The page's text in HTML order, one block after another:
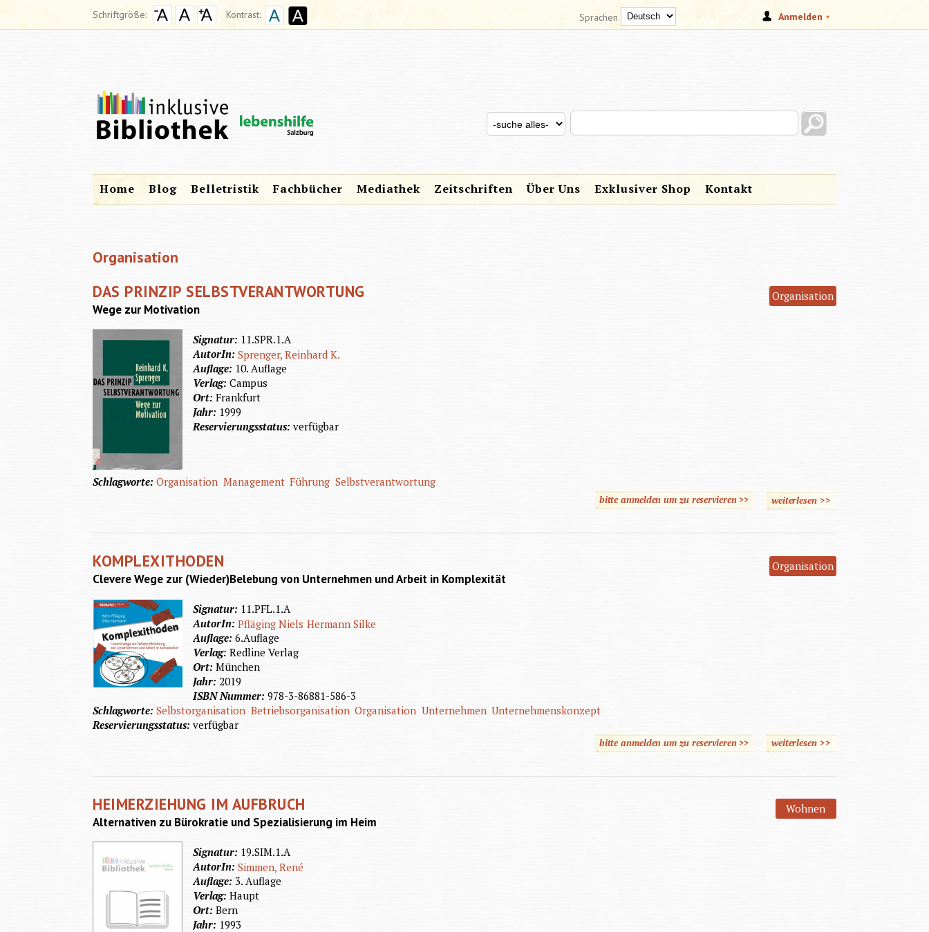
Schriftgröße: Kontrast: Anmelden
Sprachen
SUCHFORMULAR
Search this site
Search for
Home Blog Belletristik Fachbücher Mediathek Zeitschriften Über Uns Exklusiver Shop Kontakt
Organisation
DAS PRINZIP SELBSTVERANTWORTUNG Organisation
Wege zur Motivation
Signatur: 11.SPR.1.A
AutorIn:Sprenger, Reinhard K.
Auflage: 10. Auflage
Verlag:Campus
Ort:Frankfurt
Jahr: 1999
Reservierungsstatus:verfügbar
Schlagworte:Organisation Management Führung Selbstverantwortung
bitte anmelden um zu reservieren >> weiterlesen>>
KOMPLEXITHODEN Organisation
Clevere Wege zur (Wieder)Belebung von Unternehmen und Arbeit in Komplexität
Signatur: 11.PFL.1.A
AutorIn:Pfläging Niels Hermann Silke
Auflage:6.Auflage
Verlag:Redline Verlag
Ort:München
Jahr: 2019
ISBN Nummer:978-3-86881-586-3
Schlagworte:Selbstorganisation Betriebsorganisation Organisation Unternehmen Unternehmenskonzept
Reservierungsstatus:verfügbar
bitte anmelden um zu reservieren >> weiterlesenüber Komplexithoden
>>
HEIMERZIEHUNG IM AUFBRUCH Wohnen
Alternativen zu Bürokratie und Spezialisierung im Heim
Signatur: 19.SIM.1.A
AutorIn:Simmen, René
Auflage: 3. Auflage
Verlag:Haupt
Ort:Bern
Jahr: 1993